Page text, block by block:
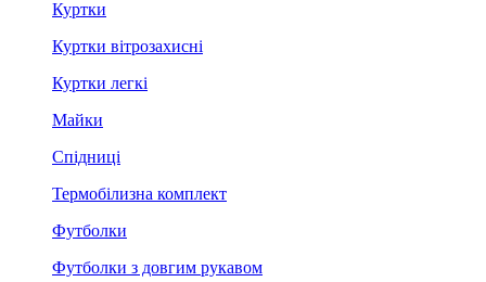
Куртки
Куртки вітрозахисні
Куртки легкі
Майки
Спідниці
Термобілизна комплект
Футболки
Футболки з довгим рукавом